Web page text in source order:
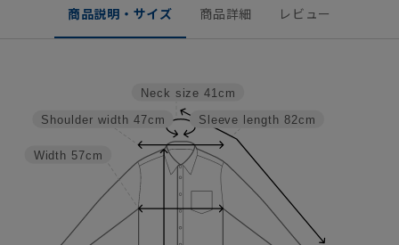
商品説明・サイズ 商品詳細 レビュー
Sleeve length 82cm
Neck size 41cm
Width 57cm
Shoulder width 47cm